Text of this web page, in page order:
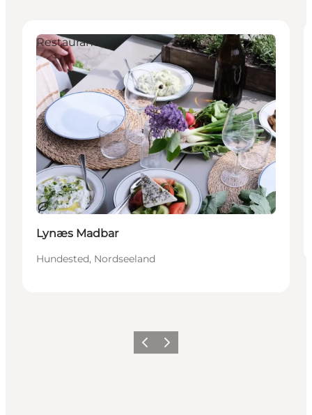
Nachhaltig
Restaurants
Lynæs Madbar
Hundested, Nordseeland
ZurückWeiter